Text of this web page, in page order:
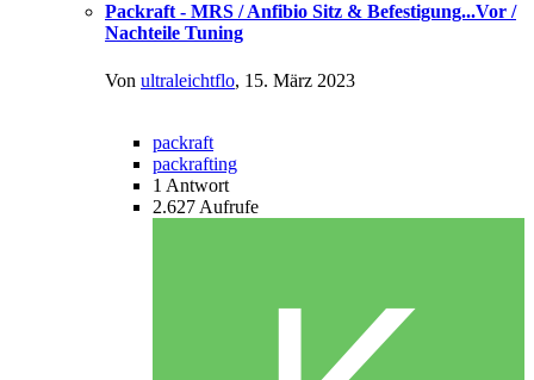
Packraft - MRS / Anfibio Sitz & Befestigung...Vor /
Nachteile Tuning
Von ultraleichtflo, 15. März 2023
packraft
packrafting
1 Antwort
2.627 Aufrufe